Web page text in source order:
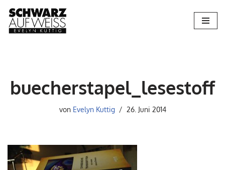
Zum
buecherstapel_lesestoff
von Evelyn Kuttig 26. Juni 2014